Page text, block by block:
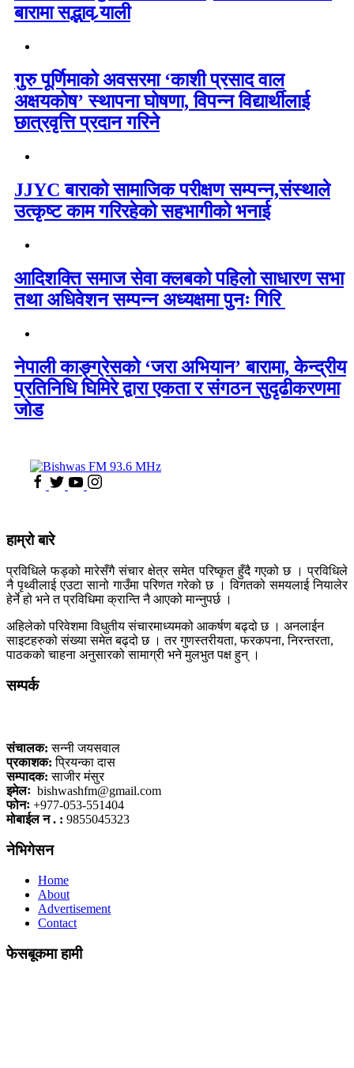
बारामा सद्भाव र्‍याली
गुरु पूर्णिमाको अवसरमा ‘काशी प्रसाद वाल
अक्षयकोष’ स्थापना घोषणा, विपन्न विद्यार्थीलाई
छात्रवृत्ति प्रदान गरिने
JJYC बाराको सामाजिक परीक्षण सम्पन्न,संस्थाले
उत्कृष्ट काम गरिरहेको सहभागीको भनाई
आदिशक्ति समाज सेवा क्लबको पहिलो साधारण सभा
तथा अधिवेशन सम्पन्न अध्यक्षमा पुनः गिरि
नेपाली काङ्ग्रेसको ‘जरा अभियान’ बारामा, केन्द्रीय
प्रतिनिधि घिमिरे द्वारा एकता र संगठन सुदृढीकरणमा
जोड
हाम्रो बारे
प्रविधिले फड्को मारेसँगै संचार क्षेत्र समेत परिष्कृत हुँदै गएको छ । प्रविधिले
नै पृथ्वीलाई एउटा सानो गाउँमा परिणत गरेको छ । विगतको समयलाई नियालेर
हेर्ने हो भने त प्रविधिमा क्रान्ति नै आएको मान्नुपर्छ ।
अहिलेको परिवेशमा विधुतीय संचारमाध्यमको आकर्षण बढ्दो छ । अनलाईन
साइटहरुको संख्या समेत बढ्दो छ । तर गुणस्तरीयता, फरकपना, निरन्तरता,
पाठकको चाहना अनुसारको सामाग्री भने मुलभुत पक्ष हुन् ।
सम्पर्क
संचालक: सन्नी जयसवाल
प्रकाशक: प्रियन्का दास
सम्पादक: साजीर मंसुर
इमेलः bishwashfm@gmail.com
फोनः +977-053-551404
मोबाईल न . : 9855045323
नेभिगेसन
Home
About
Advertisement
Contact
फेसबूकमा हामी